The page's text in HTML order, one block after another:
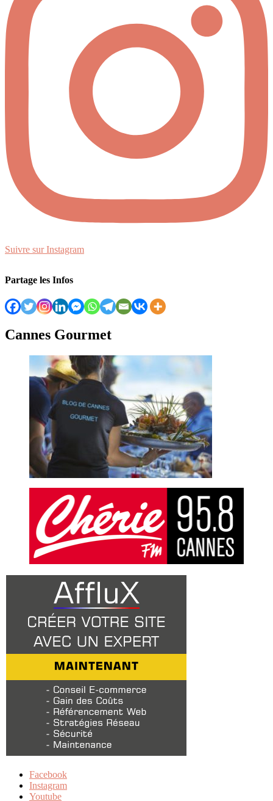
Suivre sur Instagram
Partage les Infos
Cannes Gourmet
Facebook
Instagram
Youtube